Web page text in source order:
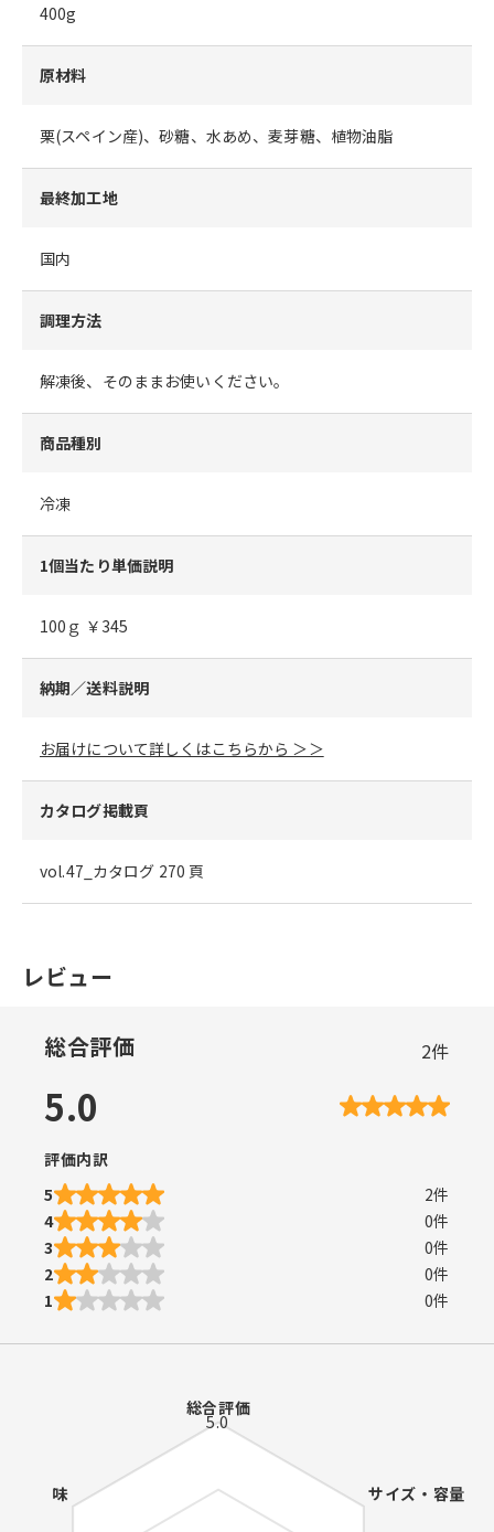
400g
原材料
栗(スペイン産)、砂糖、水あめ、麦芽糖、植物油脂
最終加工地
国内
調理方法
解凍後、そのままお使いください。
商品種別
冷凍
1個当たり単価説明
100ｇ ￥345
納期／送料説明
お届けについて詳しくはこちらから ＞＞
カタログ掲載頁
vol.47_カタログ 270 頁
レビュー
総合評価 2件
5.0
評価内訳
5
2件
4
0件
3
0件
2
0件
1
0件